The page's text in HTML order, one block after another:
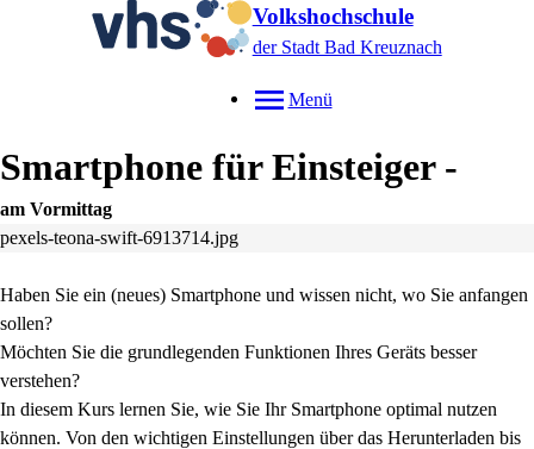
Volkshochschule
der Stadt Bad Kreuznach
Menü
Smartphone für Einsteiger -
am Vormittag
pexels-teona-swift-6913714.jpg
Haben Sie ein (neues) Smartphone und wissen nicht, wo Sie anfangen
sollen?
Möchten Sie die grundlegenden Funktionen Ihres Geräts besser
verstehen?
In diesem Kurs lernen Sie, wie Sie Ihr Smartphone optimal nutzen
können. Von den wichtigen Einstellungen über das Herunterladen bis